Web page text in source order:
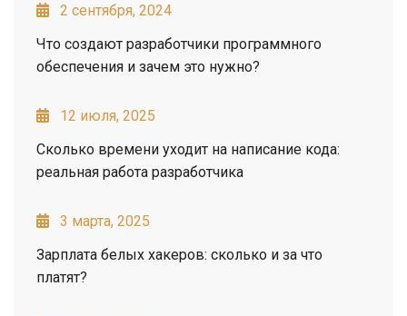
2 сентября, 2024
Что создают разработчики программного
обеспечения и зачем это нужно?
12 июля, 2025
Сколько времени уходит на написание кода:
реальная работа разработчика
3 марта, 2025
Зарплата белых хакеров: сколько и за что
платят?